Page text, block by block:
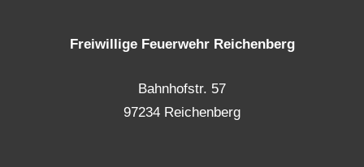
Freiwillige Feuerwehr Reichenberg
Bahnhofstr. 57
97234 Reichenberg